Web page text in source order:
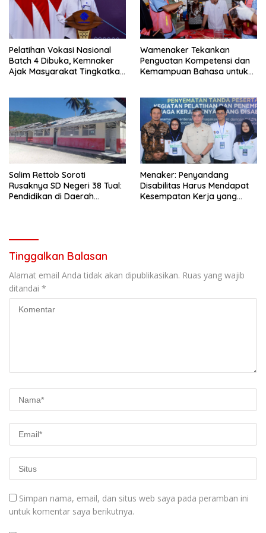
Pelatihan Vokasi Nasional
Batch 4 Dibuka, Kemnaker
Ajak Masyarakat Tingkatkan
Wamenaker Tekankan
Penguatan Kompetensi dan
Kemampuan Bahasa untuk
Salim Rettob Soroti
Rusaknya SD Negeri 38 Tual:
Pendidikan di Daerah
Menaker: Penyandang
Disabilitas Harus Mendapat
Kesempatan Kerja yang
Tinggalkan Balasan
Alamat email Anda tidak akan dipublikasikan. Ruas yang wajib
ditandai *
Simpan nama, email, dan situs web saya pada peramban ini
untuk komentar saya berikutnya.